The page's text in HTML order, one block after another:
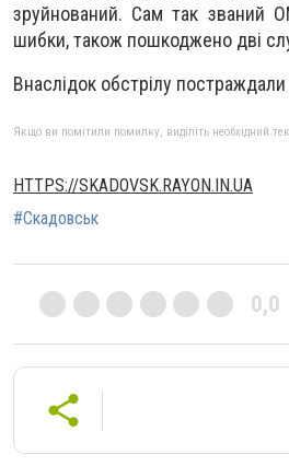
зруйнований. Сам так званий
шибки, також пошкоджено дві
Внаслідок обстрілу постраждали
Якщо ви помітили помилку, виділіть необхідний
HTTPS://SKADOVSK.RAYON.IN.UA
#Скадовськ
0,0